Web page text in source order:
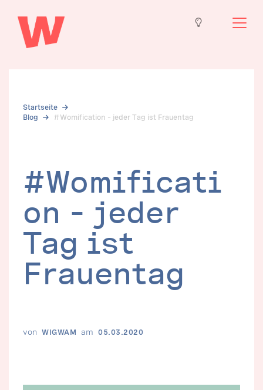
Startseite
Blog
#Womification – jeder Tag ist Frauentag
#Womificati
on – jeder
Tag ist
Frauentag
von WIGWAM am 05.03.2020